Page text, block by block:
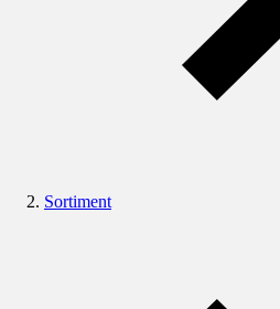
Sortiment